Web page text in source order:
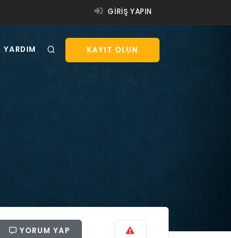
GIRIŞ YAPIN
KAYIT OLUN
YARDIM
YORUM YAP